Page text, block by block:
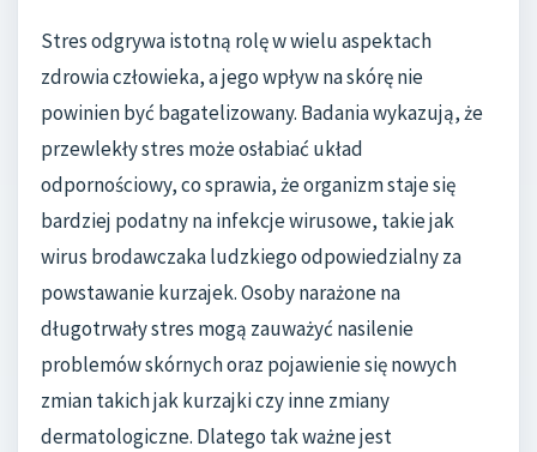
Stres odgrywa istotną rolę w wielu aspektach
zdrowia człowieka, a jego wpływ na skórę nie
powinien być bagatelizowany. Badania wykazują, że
przewlekły stres może osłabiać układ
odpornościowy, co sprawia, że organizm staje się
bardziej podatny na infekcje wirusowe, takie jak
wirus brodawczaka ludzkiego odpowiedzialny za
powstawanie kurzajek. Osoby narażone na
długotrwały stres mogą zauważyć nasilenie
problemów skórnych oraz pojawienie się nowych
zmian takich jak kurzajki czy inne zmiany
dermatologiczne. Dlatego tak ważne jest